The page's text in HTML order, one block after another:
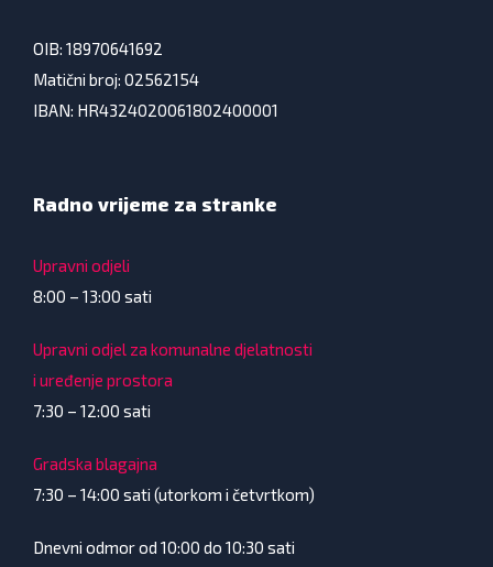
OIB: 18970641692
Matični broj: 02562154
IBAN: HR4324020061802400001
Radno vrijeme za stranke
Upravni odjeli
8:00 – 13:00 sati
Upravni odjel za komunalne djelatnosti
i uređenje prostora
7:30 – 12:00 sati
Gradska blagajna
7:30 – 14:00 sati (utorkom i četvrtkom)
Dnevni odmor od 10:00 do 10:30 sati